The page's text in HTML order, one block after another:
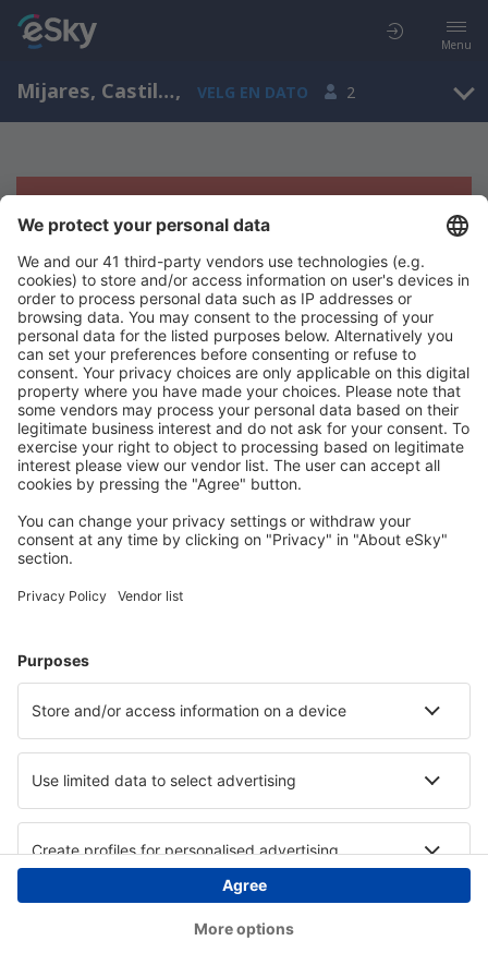
Menu
Mijares, Castile and León, Spania, VELG EN DATO 2
Beklager, søket ga ingen resultater
Prøv å søk etter andre kriterier
Copyright © eSkyTravel.no. Alle rettigheter forbeholdt.